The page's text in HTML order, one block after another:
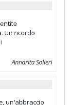
Un ricordo
Annarita Solieri
un'abbraccio